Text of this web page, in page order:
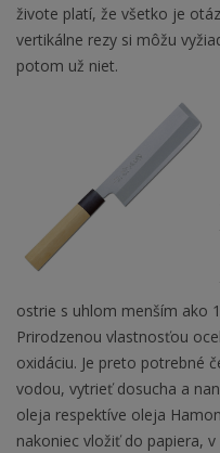
živote platí, že všetko je
vertikálne rezy si môžu
potom už niet.
ostrie s uhlom menším ako
Prirodzenou vlastnosťou
oxidáciu. Je preto potrebné
vodou, vytrieť dosucha a
oleja respektíve oleja
nakoniec vložiť do papiera,